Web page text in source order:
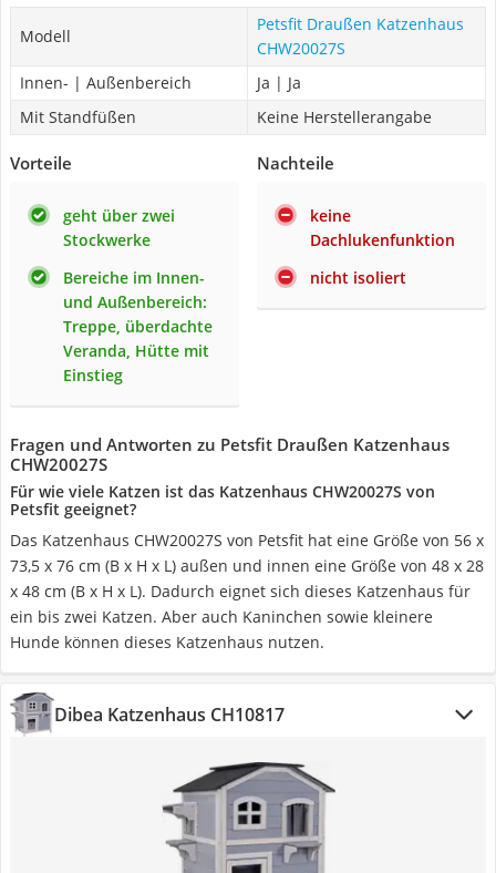
Modell
Petsfit Draußen Katzenhaus
CHW20027S
Innen- | Außenbereich
Ja | Ja
Mit Standfüßen
Keine Herstellerangabe
Vorteile
geht über zwei
Stockwerke
Bereiche im Innen-
und Außenbereich:
Treppe, überdachte
Veranda, Hütte mit
Einstieg
Nachteile
keine
Dachlukenfunktion
nicht isoliert
Fragen und Antworten zu Petsfit Draußen Katzenhaus
CHW20027S
Für wie viele Katzen ist das Katzenhaus ‎CHW20027S von
Petsfit geeignet?
Das Katzenhaus ‎CHW20027S von Petsfit hat eine Größe von 56 x
73,5 x 76 cm (B x H x L) außen und innen eine Größe von 48 x 28
x 48 cm (B x H x L). Dadurch eignet sich dieses Katzenhaus für
ein bis zwei Katzen. Aber auch Kaninchen sowie kleinere
Hunde können dieses Katzenhaus nutzen.
Dibea Katzenhaus CH10817